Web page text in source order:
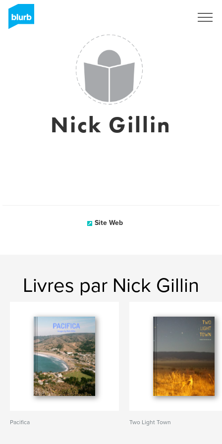
Nick Gillin
Site Web
Livres par Nick Gillin
Pacifica Two Light Town